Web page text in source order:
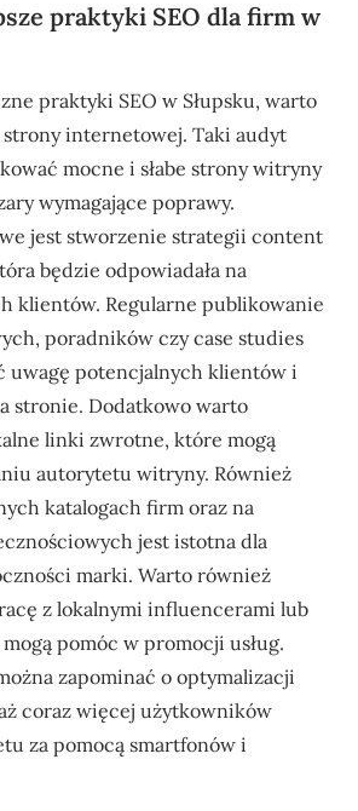
praktyki SEO dla firm w
praktyki SEO w Słupsku, warto
strony internetowej. Taki audyt
mocne i słabe strony witryny
wymagające poprawy.
jest stworzenie strategii content
będzie odpowiadała na
klientów. Regularne publikowanie
poradników czy case studies
uwagę potencjalnych klientów i
stronie. Dodatkowo warto
linki zwrotne, które mogą
autorytetu witryny. Również
katalogach firm oraz na
jest istotna dla
marki. Warto również
z lokalnymi influencerami lub
pomóc w promocji usług.
zapominać o optymalizacji
coraz więcej użytkowników
za pomocą smartfonów i